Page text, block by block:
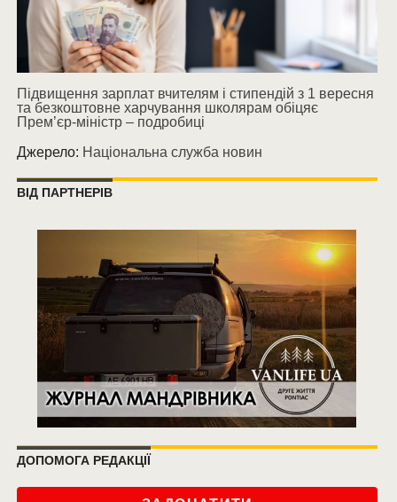
Підвищення зарплат вчителям і стипендій з 1 вересня
та безкоштовне харчування школярам обіцяє
Прем’єр-міністр – подробиці
Джерело: Національна служба новин
ВІД ПАРТНЕРІВ
ДОПОМОГА РЕДАКЦІЇ